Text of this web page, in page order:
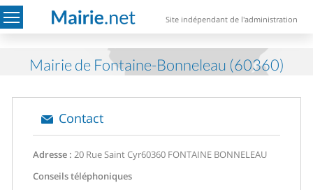
Site indépendant de l'administration
Mairie de Fontaine-Bonneleau (60360)
Contact
Adresse : 20 Rue Saint Cyr60360 FONTAINE BONNELEAU
Conseils téléphoniques